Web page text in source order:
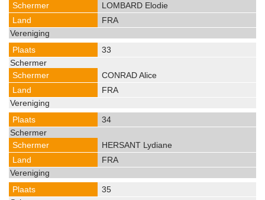
LOMBARD Elodie
FRA
33
CONRAD Alice
FRA
34
HERSANT Lydiane
FRA
35